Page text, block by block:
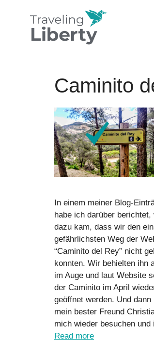
Caminito
In einem meiner Blog-
habe ich darüber berichtet,
dazu kam, dass wir den
gefährlichsten Weg der
“Caminito del Rey” nicht
konnten. Wir behielten ihn
im Auge und laut Website
der Caminito im April
geöffnet werden. Und dann
mein bester Freund
mich wieder besuchen
Read more